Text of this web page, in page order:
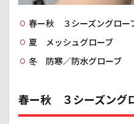
春ー秋 ３シーズングロー
夏 メッシュグローブ
冬 防寒／防水グローブ
春ー秋 ３シーズング